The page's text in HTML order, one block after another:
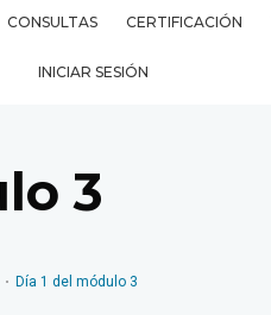
CONSULTAS CERTIFICACIÓN
INICIAR SESIÓN
3
Día 1 del módulo 3